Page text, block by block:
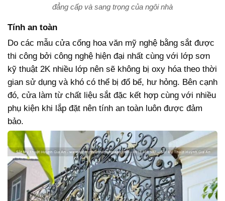
đẳng cấp và sang trọng của ngôi nhà
Tính an toàn
Do các mẫu cửa cổng hoa văn mỹ nghệ bằng sắt được
thi công bởi công nghệ hiện đại nhất cùng với lớp sơn
kỹ thuật 2K nhiều lớp nên sẽ không bị oxy hóa theo thời
gian sử dụng và khó có thể bị đổ bể, hư hỏng. Bên cạnh
đó, cửa làm từ chất liệu sắt đặc kết hợp cùng với nhiều
phụ kiện khi lắp đặt nên tính an toàn luôn được đảm
bảo.